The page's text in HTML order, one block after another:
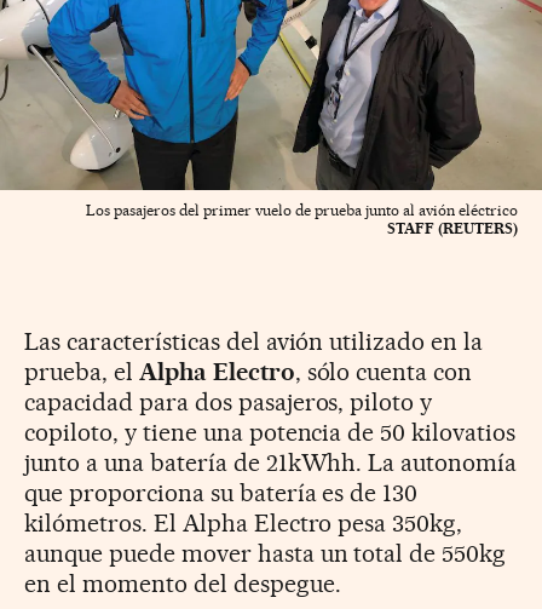
Los pasajeros del primer vuelo de prueba junto al avión eléctrico
STAFF (REUTERS)
Las características del avión utilizado en la
prueba, el Alpha Electro, sólo cuenta con
capacidad para dos pasajeros, piloto y
copiloto, y tiene una potencia de 50 kilovatios
junto a una batería de 21kWhh. La autonomía
que proporciona su batería es de 130
kilómetros. El Alpha Electro pesa 350kg,
aunque puede mover hasta un total de 550kg
en el momento del despegue.